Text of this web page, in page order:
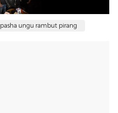
pasha ungu rambut pirang